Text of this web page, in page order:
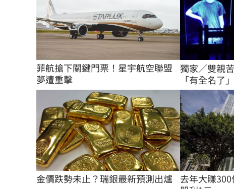
菲航搶下關鍵門票！星宇航空聯盟
夢遭重擊
獨家／雙親
「有全名了
金價跌勢未止？瑞銀最新預測出爐
去年大賺